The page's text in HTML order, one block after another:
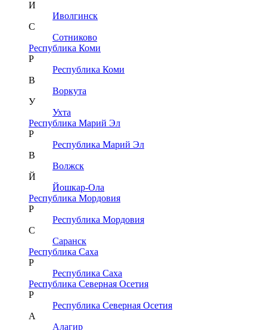
И
Иволгинск
С
Сотниково
Республика Коми
Р
Республика Коми
В
Воркута
У
Ухта
Республика Марий Эл
Р
Республика Марий Эл
В
Волжск
Й
Йошкар-Ола
Республика Мордовия
Р
Республика Мордовия
С
Саранск
Республика Саха
Р
Республика Саха
Республика Северная Осетия
Р
Республика Северная Осетия
А
Алагир